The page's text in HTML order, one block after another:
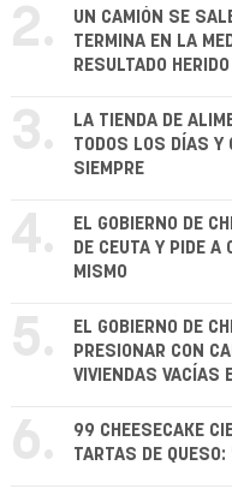
2.
UN CAMIÓN SE
TERMINA EN LA
RESULTADO HERIDO
3.
LA TIENDA DE
TODOS LOS DÍAS Y
SIEMPRE
4.
EL GOBIERNO DE
DE CEUTA Y PIDE A
MISMO
5.
EL GOBIERNO DE
PRESIONAR CON
VIVIENDAS VACÍAS
6.
99 CHEESECAKE
TARTAS DE